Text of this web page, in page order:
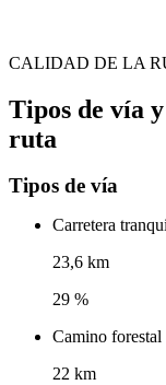
CALIDAD DE LA
Tipos de vía
ruta
Tipos de vía
Carretera
23,6 km
29 %
Camino forestal
22 km